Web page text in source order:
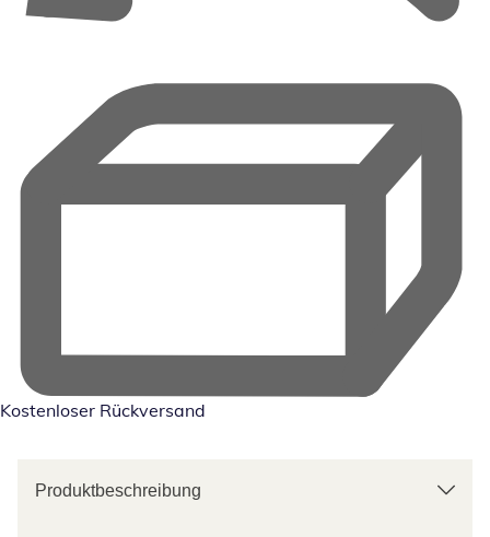
Kostenloser Rückversand
Produktbeschreibung